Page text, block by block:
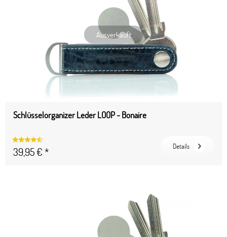
Ausverkauft
Schlüsselorganizer Leder LOOP - Bonaire
39,95 € * Details